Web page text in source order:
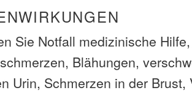
Sie Notfall medizinische
Blähungen,
Urin, Schmerzen in der Brust,